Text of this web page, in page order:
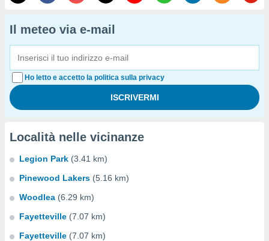
Il meteo via e-mail
Ho letto e accetto la politica sulla privacy
Località nelle vicinanze
Legion Park (3.41 km)
Pinewood Lakers (5.16 km)
Woodlea (6.29 km)
Fayetteville (7.07 km)
Fayetteville (7.07 km)